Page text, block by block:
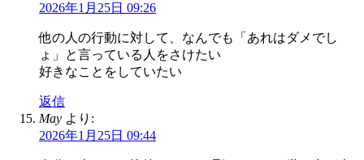
2026年1月25日 09:26
他の人の行動に対して、なんでも「あれはダメでし
ょ」と言っている人をさけたい
好きなことをしていたい
返信
May より:
2026年1月25日 09:44